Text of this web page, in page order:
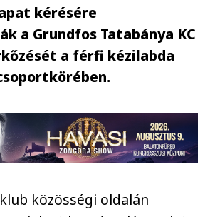
kérésére
a Grundfos Tatabánya KC
a férfi kézilabda
közösségi oldalán